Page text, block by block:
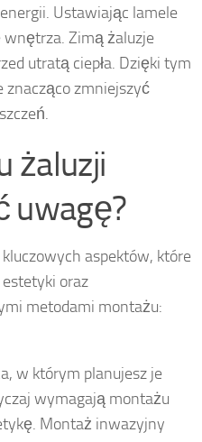
Ustawiając lamele
wnętrza. Zimą żaluzje
utratą ciepła. Dzięki tym
zmniejszyć
żaluzji
uwagę?
aspektów, które
oraz
metodami montażu:
w którym planujesz je
wymagają montażu
Montaż inwazyjny